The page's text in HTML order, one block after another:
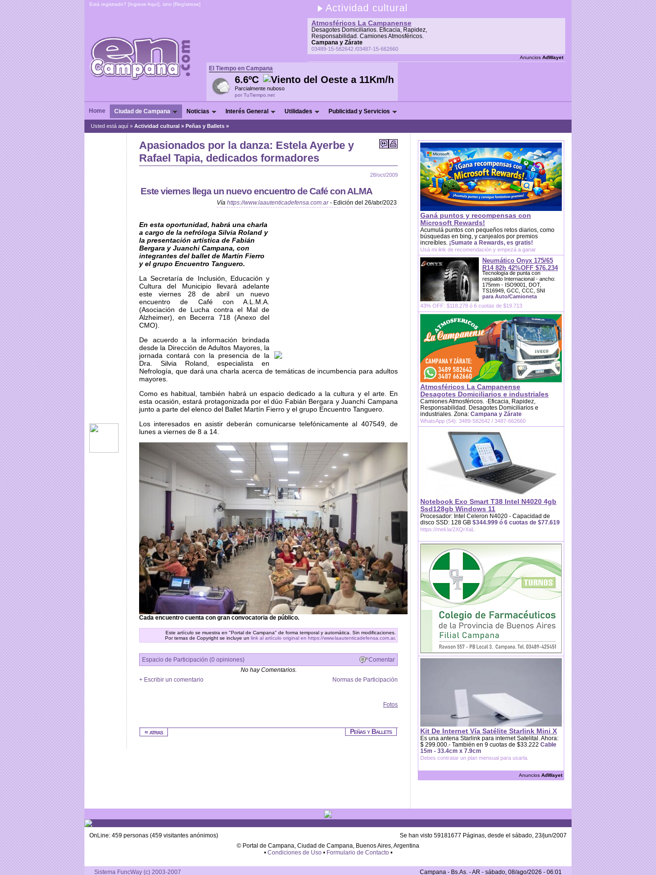
Está registrado? [Ingrese Aquí], sino [Regístrese] Actividad cultural
Atmosféricos La Campanense
Desagotes Domiciliarios. Eficacia, Rapidez,
Responsabilidad. Camiones Atmosféricos.
Campana y Zárate
03489-15-582642 /03487-15-662660
Anuncios AdWayet
El Tiempo en Campana
6.6ºC
Parcialmente nuboso
por TuTiempo.net
Home Ciudad de Campana Noticias Interés General Utilidades Publicidad y Servicios
Usted está aquí » Actividad cultural » Peñas y Ballets »
Apasionados por la danza: Estela Ayerbe y
Rafael Tapia, dedicados formadores
28/oct/2009
Este viernes llega un nuevo encuentro de Café con ALMA
Vía https://www.laautenticadefensa.com.ar- Edición del 26/abr/2023
En esta oportunidad, habrá una charla
a cargo de la nefróloga Silvia Roland y
la presentación artística de Fabián
Bergara y Juanchi Campana, con
integrantes del ballet de Martín Fierro
y el grupo Encuentro Tanguero.
La Secretaría de Inclusión, Educación y
Cultura del Municipio llevará adelante
este viernes 28 de abril un nuevo
encuentro de Café con A.L.M.A.
(Asociación de Lucha contra el Mal de
Alzheimer), en Becerra 718 (Anexo del
CMO).
De acuerdo a la información brindada
desde la Dirección de Adultos Mayores, la
jornada contará con la presencia de la
Dra. Silvia Roland, especialista en
Nefrología, que dará una charla acerca de temáticas de incumbencia para adultos
mayores.
Como es habitual, también habrá un espacio dedicado a la cultura y el arte. En
esta ocasión, estará protagonizada por el dúo Fabián Bergara y Juanchi Campana
junto a parte del elenco del Ballet Martín Fierro y el grupo Encuentro Tanguero.
Los interesados en asistir deberán comunicarse telefónicamente al 407549, de
lunes a viernes de 8 a 14.
Cada encuentro cuenta con gran convocatoria de público.
Este artículo se muestra en "Portal de Campana" de forma temporal y automática. Sin modificaciones.
Por temas de Copyright se incluye un link al artículo original en https://www.laautenticadefensa.com.ar.
Comentar
Espacio de Participación (0 opiniones)
No hay Comentarios.
Normas de Participación
+ Escribir un comentario
Fotos
Peñas y Ballets
« atras
Ganá puntos y recompensas con
Microsoft Rewards!
Acumulá puntos con pequeños retos diarios, como
búsquedas en bing, y canjealos por premios
increíbles. ¡Sumate a Rewards, es gratis!
Usá mi link de recomendación y empezá a ganar
Neumático Onyx 175/65
R14 82h 42%OFF $76.234
Tecnología de punta con
respaldo Internacional - ancho:
175mm - ISO9001, DOT,
TS16949, GCC, CCC, SNI
para Auto/Camioneta
43% OFF: $118.278 ó 6 cuotas de $19.713
Atmosféricos La Campanense
Desagotes Domiciliarios e industriales
Camiones Atmosféricos. ·Eficacia, Rapidez,
Responsabilidad. Desagotes Domiciliarios e
industriales. Zona: Campana y Zárate
WhatsApp (54): 3489-582642 / 3487-662660
Notebook Exo Smart T38 Intel N4020 4gb
Ssd128gb Windows 11
Procesador: Intel Celeron N4020 - Capacidad de
disco SSD: 128 GB $344.999 ó 6 cuotas de $77.619
https://meli.la/2XQrXaL
Kit De Internet Vía Satélite Starlink Mini X
Es una antena Starlink para internet Satelital. Ahora:
$ 299.000.- También en 9 cuotas de $33.222 Cable
15m - 33.4cm x 7.9cm
Debes contratar un plan mensual para usarla.
Anuncios AdWayet
Se han visto 59181677 Páginas, desde el sábado, 23/jun/2007
OnLine: 459 personas (459 visitantes anónimos)
© Portal de Campana, Ciudad de Campana, Buenos Aires, Argentina
• Condiciones de Uso• Formulario de Contacto•
Campana - Bs.As. - AR - sábado, 08/ago/2026 - 06:01
Sistema FuncWay (c) 2003-2007